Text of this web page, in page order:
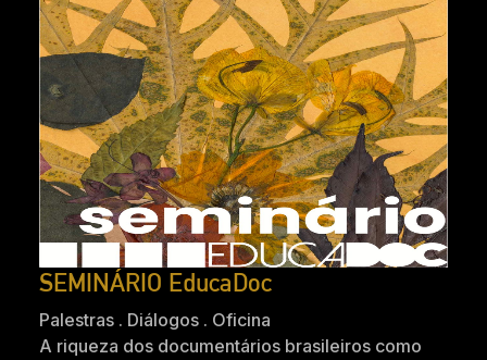
SEMINÁRIO EducaDoc
Palestras . Diálogos . Oficina
A riqueza dos documentários brasileiros como